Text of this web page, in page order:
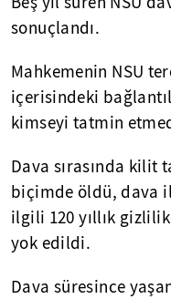
sonuçlandı.
Mahkemenin NSU
içerisindeki
kimseyi tatmin
Dava sırasında kilit
biçimde öldü, dava
ilgili 120 yıllık
yok edildi.
Dava süresince